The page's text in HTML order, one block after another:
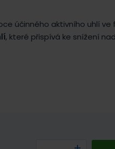
účinného aktivního uhlí
, které přispívá ke snížení